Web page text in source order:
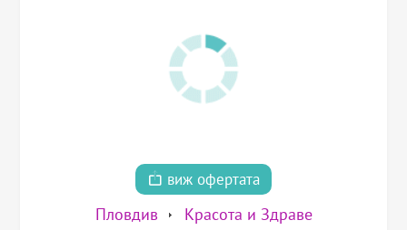
виж офертата
Пловдив Красота и Здраве